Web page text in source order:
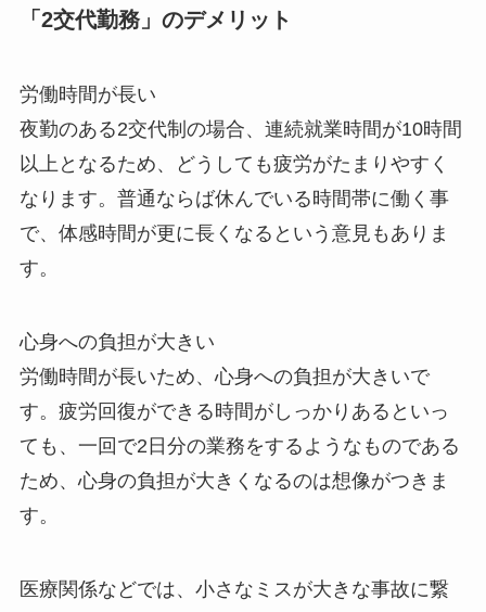
「2交代勤務」のデメリット
労働時間が長い
夜勤のある2交代制の場合、連続就業時間が10時間
以上となるため、どうしても疲労がたまりやすく
なります。普通ならば休んでいる時間帯に働く事
で、体感時間が更に長くなるという意見もありま
す。
心身への負担が大きい
労働時間が長いため、心身への負担が大きいで
す。疲労回復ができる時間がしっかりあるといっ
ても、一回で2日分の業務をするようなものである
ため、心身の負担が大きくなるのは想像がつきま
す。
医療関係などでは、小さなミスが大きな事故に繋